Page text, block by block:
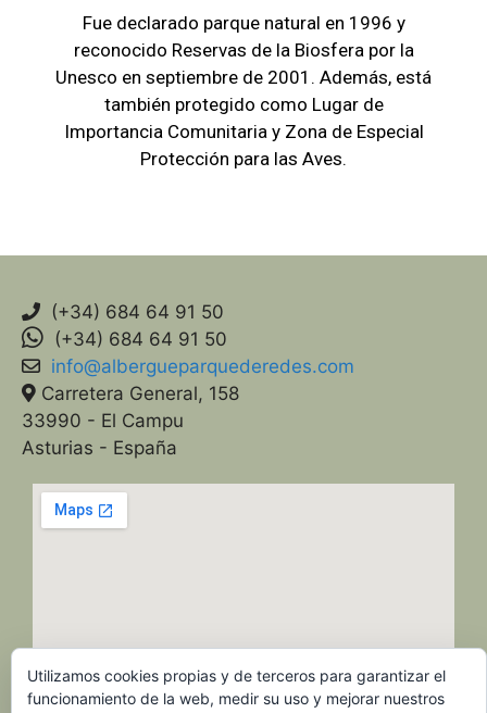
Fue declarado parque natural en 1996 y
reconocido Reservas de la Biosfera por la
Unesco en septiembre de 2001. Además, está
también protegido como Lugar de
Importancia Comunitaria y Zona de Especial
Protección para las Aves.
(+34) 684 64 91 50
(+34) 684 64 91 50
info@albergueparquederedes.com
Carretera General, 158
33990 - El Campu
Asturias - España
Utilizamos cookies propias y de terceros para garantizar el
funcionamiento de la web, medir su uso y mejorar nuestros